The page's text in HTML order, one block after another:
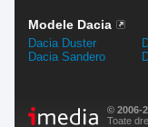
Modele Dacia
Dacia Duster
Dacia Sandero
© 2006-
Toate